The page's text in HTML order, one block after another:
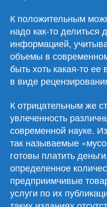
К положительным
надо как-то делиться
информацией,
объемы в
быть хоть какая-то
в виде
К отрицательным же
увлеченность
современной науке.
так называемые
готовы платить
определенное
предприимчивые
услуги по их